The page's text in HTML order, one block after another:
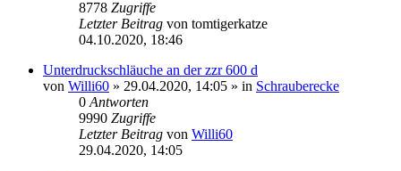
8778 Zugriffe
Letzter Beitrag von tomtigerkatze
04.10.2020, 18:46
Unterdruckschläuche an der zzr 600 d
von Willi60 » 29.04.2020, 14:05 » in Schrauberecke
0 Antworten
9990 Zugriffe
Letzter Beitrag von Willi60
29.04.2020, 14:05